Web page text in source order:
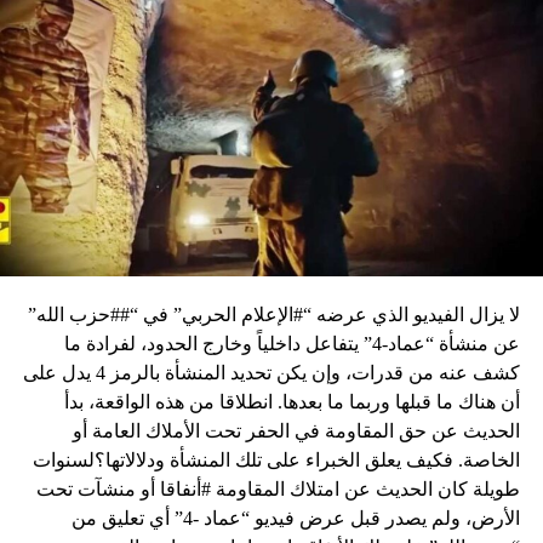
لا يزال الفيديو الذي عرضه “#الإعلام الحربي” في “##حزب الله”
عن منشأة “عماد-4” يتفاعل داخلياً وخارج الحدود، لفرادة ما
كشف عنه من قدرات، وإن يكن تحديد المنشأة بالرمز 4 يدل على
أن هناك ما قبلها وربما ما بعدها. انطلاقا من هذه الواقعة، بدأ
الحديث عن حق المقاومة في الحفر تحت الأملاك العامة أو
الخاصة. فكيف يعلق الخبراء على تلك المنشأة ودلالاتها؟لسنوات
طويلة كان الحديث عن امتلاك المقاومة #أنفاقا أو منشآت تحت
الأرض، ولم يصدر قبل عرض فيديو “عماد -4” أي تعليق من